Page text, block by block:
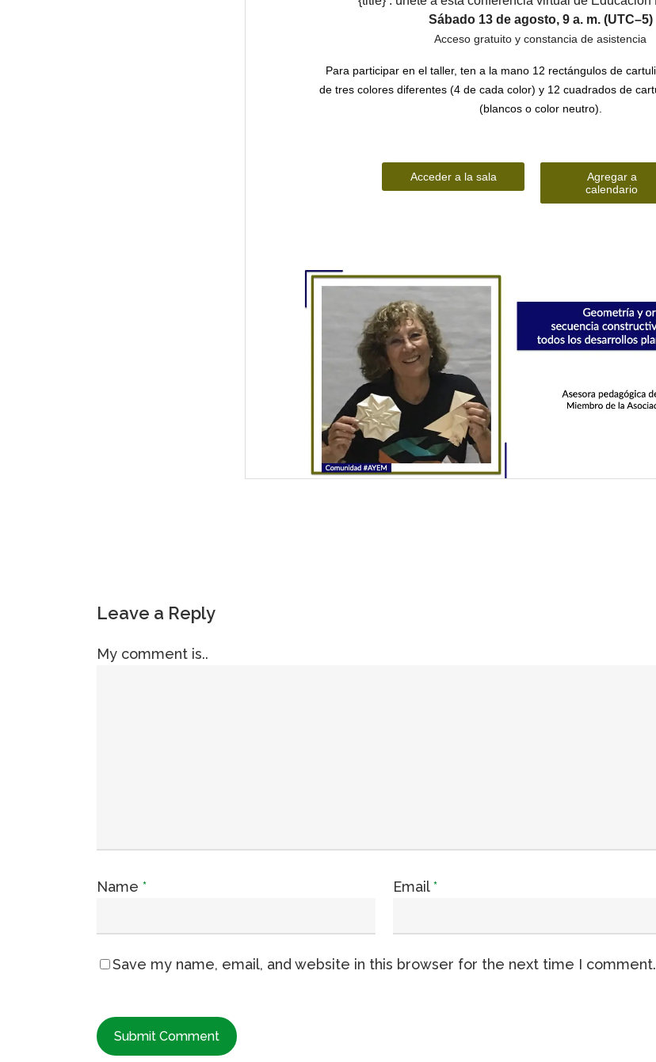
Leave a Reply
My comment is..
Name * Email*
Save my name, email, and website in this browser for the next time I comment.